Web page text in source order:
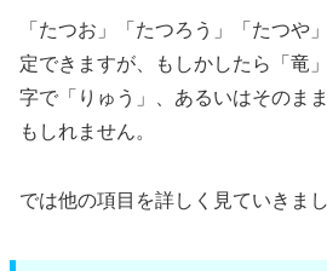
「たつお」「たつろう」「たつや
定できますが、もしかしたら「竜
字で「りゅう」、あるいはそのま
もしれません。
では他の項目を詳しく見ていきまし